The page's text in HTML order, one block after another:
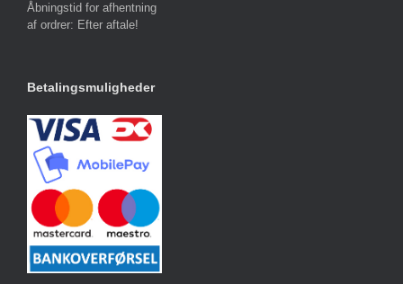
Åbningstid for afhentning
af ordrer: Efter aftale!
Betalingsmuligheder